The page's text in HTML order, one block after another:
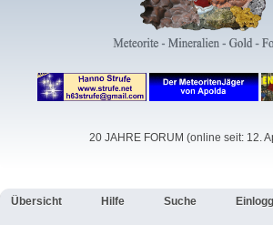
20 JAHRE FORUM (online seit: 12.
Übersicht Hilfe Suche